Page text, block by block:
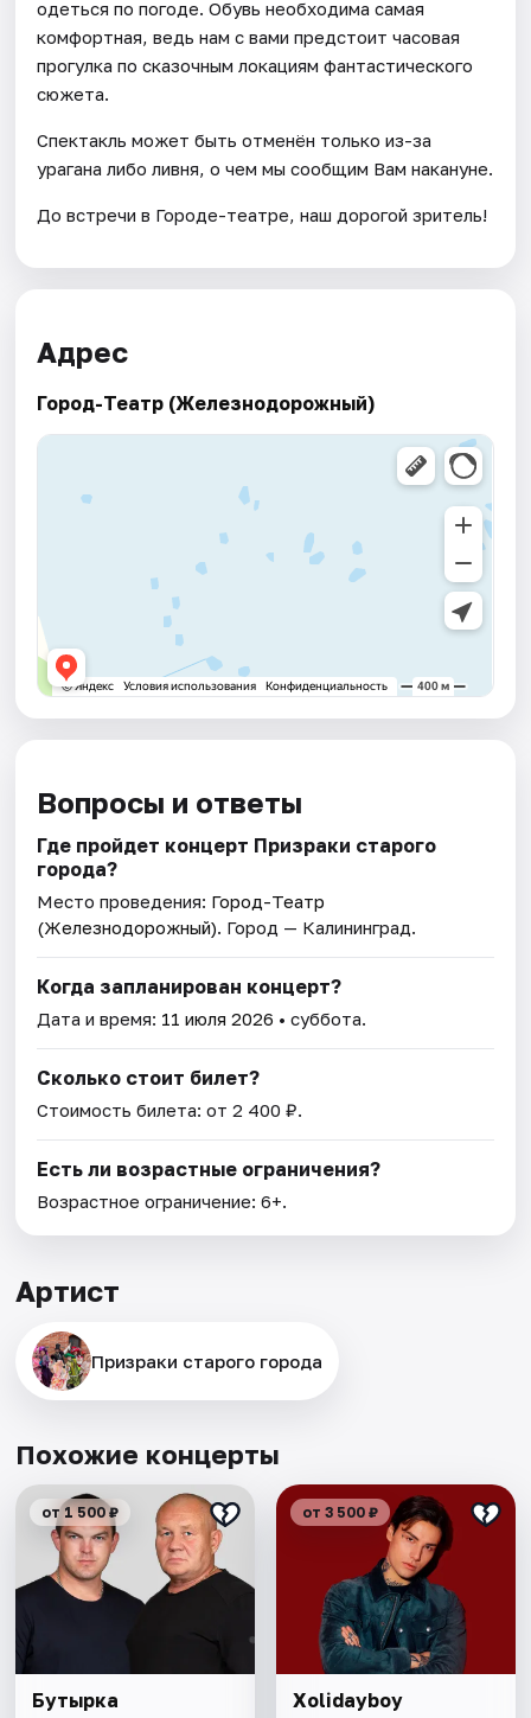
одеться по погоде. Обувь необходима самая
комфортная, ведь нам с вами предстоит часовая
прогулка по сказочным локациям фантастического
сюжета.
Спектакль может быть отменён только из-за
урагана либо ливня, о чем мы сообщим Вам накануне.
До встречи в Городе-театре, наш дорогой зритель!
Адрес
Город-Театр (Железнодорожный)
Вопросы и ответы
Где пройдет концерт Призраки старого
города?
Место проведения: Город-Театр
(Железнодорожный). Город — Калининград.
Когда запланирован концерт?
Дата и время: 11 июля 2026 • суббота.
Сколько стоит билет?
Стоимость билета: от 2 400 ₽.
Есть ли возрастные ограничения?
Возрастное ограничение: 6+.
Артист
Призраки старого города
Похожие концерты
от 1 500 ₽
Бутырка
от 3 500 ₽
Xolidayboy